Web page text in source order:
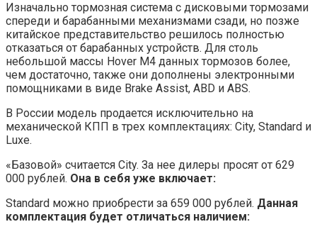
Изначально тормозная система с дисковыми тормозами
спереди и барабанными механизмами сзади, но позже
китайское представительство решилось полностью
отказаться от барабанных устройств. Для столь
небольшой массы Hover M4 данных тормозов более,
чем достаточно, также они дополнены электронными
помощниками в виде Brake Assist, ABD и ABS.
В России модель продается исключительно на
механической КПП в трех комплектациях: City, Standard и
Luxe.
«Базовой» считается City. За нее дилеры просят от 629
000 рублей. Она в себя уже включает:
Standard можно приобрести за 659 000 рублей. Данная
комплектация будет отличаться наличием: